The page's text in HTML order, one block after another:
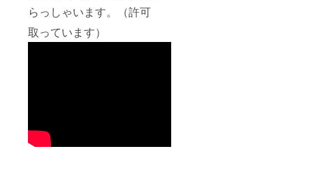
らっしゃいます。（許可
取っています）